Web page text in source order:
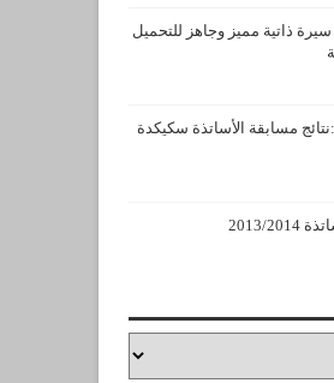
ذاتية مميز وجاهز للتحميل
مسابقة الأساتذة سكيكدة
2014